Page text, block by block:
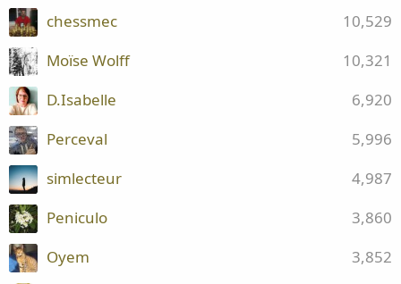
10,529
chessmec
10,321
Moïse Wolff
6,920
D.Isabelle
5,996
Perceval
4,987
simlecteur
3,860
Peniculo
3,852
Oyem